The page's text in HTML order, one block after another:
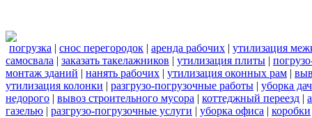
погрузка | снос перегородок | аренда рабочих | утилизация
самосвала | заказать такелажников | утилизация плиты |
монтаж зданий | нанять рабочих | утилизация оконных рам |
утилизация колонки | разгрузо-погрузочные работы | уборка
недорого | вывоз строительного мусора | коттеджный переезд |
газелью | разгрузо-погрузочные услуги | уборка офиса | коробки